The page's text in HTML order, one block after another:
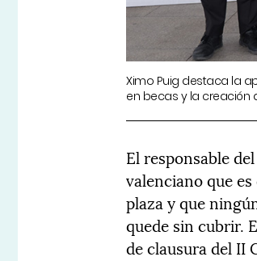
Ximo Puig destaca la
en becas y la creación
El responsable
valenciano que
plaza y que
quede sin cubrir.
de clausura del II